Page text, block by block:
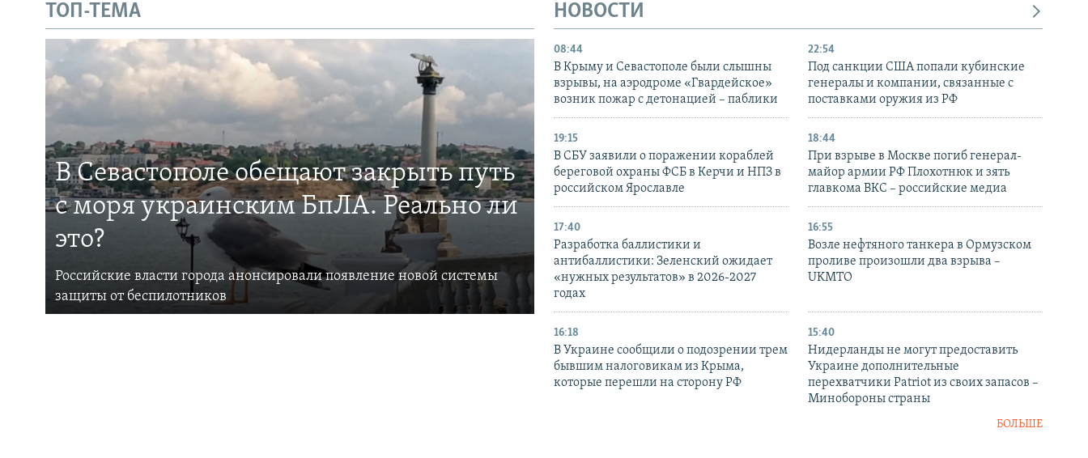
ТОП-ТЕМА
В Севастополе обещают закрыть путь
с моря украинским БпЛА. Реально ли
это?
Российские власти города анонсировали появление новой системы
защиты от беспилотников
НОВОСТИ
08:44
В Крыму и Севастополе были слышны
взрывы, на аэродроме «Гвардейское»
возник пожар с детонацией – паблики
22:54
Под санкции США попали кубинские
генералы и компании, связанные с
поставками оружия из РФ
19:15
В СБУ заявили о поражении кораблей
береговой охраны ФСБ в Керчи и НПЗ в
российском Ярославле
18:44
При взрыве в Москве погиб генерал-
майор армии РФ Плохотнюк и зять
главкома ВКС – российские медиа
17:40
Разработка баллистики и
антибаллистики: Зеленский ожидает
«нужных результатов» в 2026-2027
годах
16:55
Возле нефтяного танкера в Ормузском
проливе произошли два взрыва –
UKMTO
16:18
В Украине сообщили о подозрении трем
бывшим налоговикам из Крыма,
которые перешли на сторону РФ
15:40
Нидерланды не могут предоставить
Украине дополнительные
перехватчики Patriot из своих запасов –
Минобороны страны
БОЛЬШЕ